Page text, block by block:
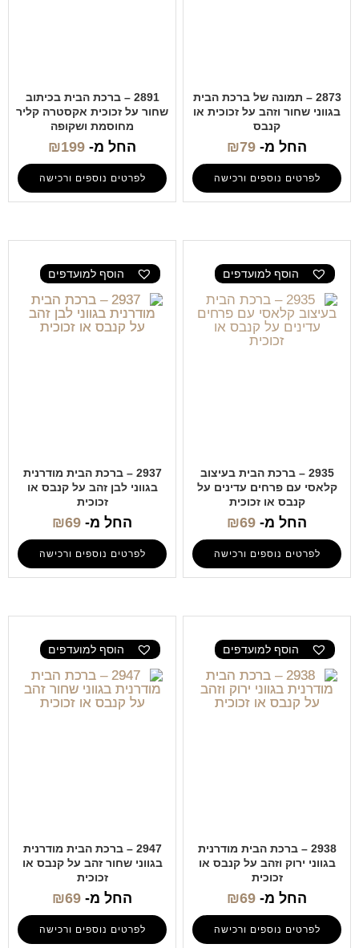
2873 – תמונה של ברכת הבית
בגווני שחור וזהב על זכוכית או
קנבס
החל מ- ₪79
לפרטים נוספים ורכישה
2891 – ברכת הבית בכיתוב
שחור על זכוכית אקסטרה קליר
מחוסמת ושקופה
החל מ- ₪199
לפרטים נוספים ורכישה
הוסף למועדפים
2935 – ברכת הבית בעיצוב
קלאסי עם פרחים עדינים על
קנבס או זכוכית
החל מ- ₪69
לפרטים נוספים ורכישה
הוסף למועדפים
2937 – ברכת הבית מודרנית
בגווני לבן זהב על קנבס או
זכוכית
החל מ- ₪69
לפרטים נוספים ורכישה
הוסף למועדפים
2938 – ברכת הבית מודרנית
בגווני ירוק וזהב על קנבס או
זכוכית
החל מ- ₪69
לפרטים נוספים ורכישה
הוסף למועדפים
2947 – ברכת הבית מודרנית
בגווני שחור זהב על קנבס או
זכוכית
החל מ- ₪69
לפרטים נוספים ורכישה